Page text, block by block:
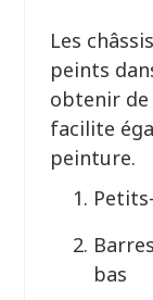
Les
peints
obtenir de
facilite
peinture.
bas